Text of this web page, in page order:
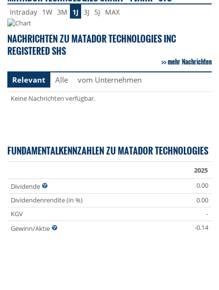
Intraday 1W 3M 1J 3J 5J MAX
NACHRICHTEN ZU MATADOR TECHNOLOGIES INC
REGISTERED SHS
mehr Nachrichten
Relevant
Alle vom Unternehmen
Keine Nachrichten verfügbar.
FUNDAMENTALKENNZAHLEN ZU MATADOR TECHNOLOGIES
2025
Dividende
0.00
Dividendenrendite (in %)
0.00
KGV
-
Gewinn/Aktie
-0.14